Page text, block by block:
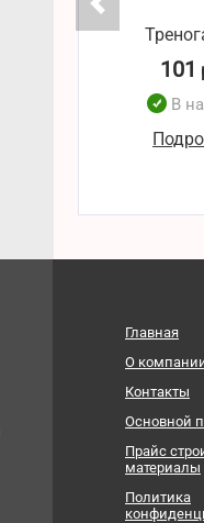
101
В
Главная
О
Контакты
Основной
Прайс
материалы
Политика